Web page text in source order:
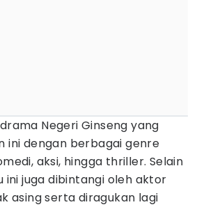
Negeri Ginseng yang
ini dengan berbagai genre
aksi, hingga thriller. Selain
juga dibintangi oleh aktor
asing serta diragukan lagi